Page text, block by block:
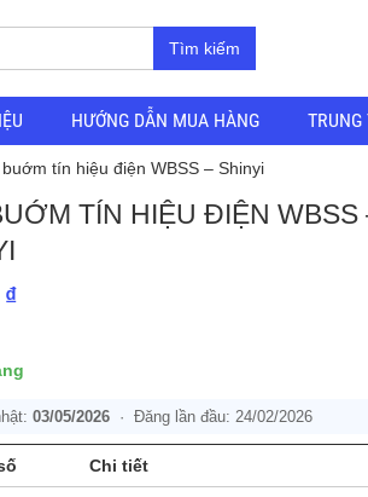
Tìm kiếm
HƯỚNG DẪN MUA HÀNG
tín hiệu điện WBSS – Shinyi
TÍN HIỆU ĐIỆN WBSS
₫
03/05/2026· Đăng lần đầu: 24/02/2026
Chi tiết